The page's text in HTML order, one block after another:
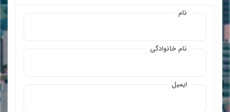
نام
نام خانوادگی
ایمیل